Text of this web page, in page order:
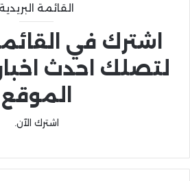
القائمة البريدية
اشترك في
لتصلك احدث
الموقع
اشترك الآن.